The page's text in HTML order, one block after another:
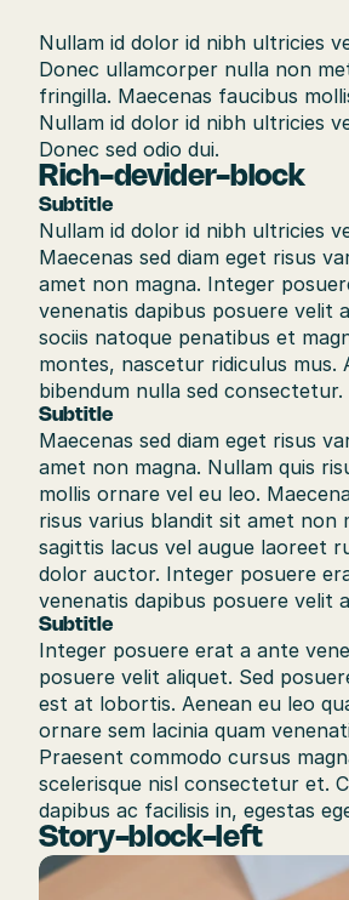
Nullam id dolor id nibh ultricies
Donec ullamcorper nulla non
fringilla. Maecenas faucibus
Nullam id dolor id nibh ultricies
Donec sed odio dui.
Rich-devider-block
Subtitle
Nullam id dolor id nibh ultricies
Maecenas sed diam eget risus
amet non magna. Integer
venenatis dapibus posuere velit
sociis natoque penatibus et
montes, nascetur ridiculus mus.
bibendum nulla sed consectetur.
Subtitle
Maecenas sed diam eget risus
amet non magna. Nullam quis
mollis ornare vel eu leo.
risus varius blandit sit amet non
sagittis lacus vel augue laoreet
dolor auctor. Integer posuere
venenatis dapibus posuere velit
Subtitle
Integer posuere erat a ante
posuere velit aliquet. Sed
est at lobortis. Aenean eu leo
ornare sem lacinia quam
Praesent commodo cursus
scelerisque nisl consectetur et.
dapibus ac facilisis in, egestas
Story-block-left